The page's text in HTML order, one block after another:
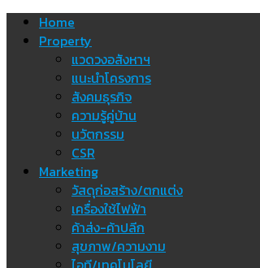
Skip Home
Property
แวดวงอสังหาฯ
แนะนำโครงการ
สังคมธุรกิจ
ความรู้คู่บ้าน
นวัตกรรม
CSR
Marketing
วัสดุก่อสร้าง/ตกแต่ง
เครื่องใช้ไฟฟ้า
ค้าส่ง-ค้าปลีก
สุขภาพ/ความงาม